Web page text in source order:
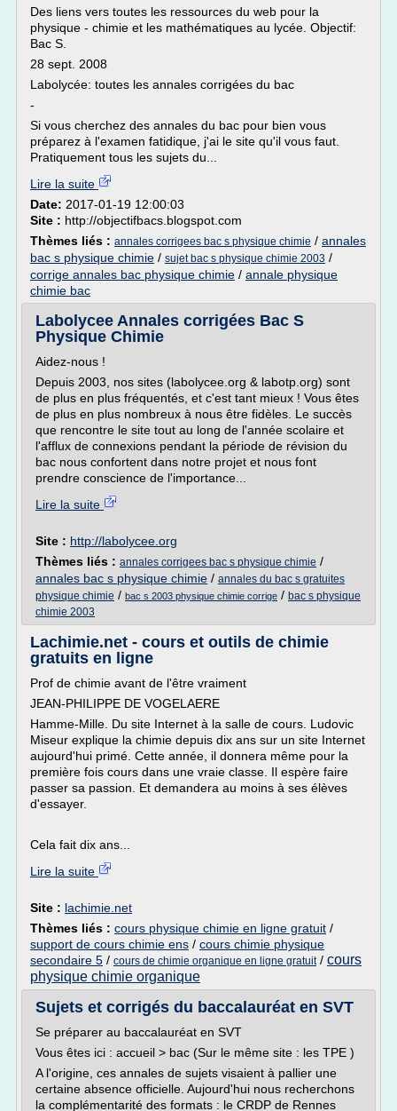
Des liens vers toutes les ressources du web pour la
physique - chimie et les mathématiques au lycée. Objectif:
Bac S.
28 sept. 2008
Labolycée: toutes les annales corrigées du bac
-
Si vous cherchez des annales du bac pour bien vous
préparez à l'examen fatidique, j'ai le site qu'il vous faut.
Pratiquement tous les sujets du...
Lire la suite
Date: 2017-01-19 12:00:03
Site : http://objectifbacs.blogspot.com
Thèmes liés : annales corrigees bac s physique chimie / annales
bac s physique chimie / sujet bac s physique chimie 2003 /
corrige annales bac physique chimie / annale physique
chimie bac
Labolycee Annales corrigées Bac S
Physique Chimie
Aidez-nous !
Depuis 2003, nos sites (labolycee.org & labotp.org) sont
de plus en plus fréquentés, et c'est tant mieux ! Vous êtes
de plus en plus nombreux à nous être fidèles. Le succès
que rencontre le site tout au long de l'année scolaire et
l'afflux de connexions pendant la période de révision du
bac nous confortent dans notre projet et nous font
prendre conscience de l'importance...
Lire la suite
Site : http://labolycee.org
Thèmes liés : annales corrigees bac s physique chimie /
annales bac s physique chimie / annales du bac s gratuites
physique chimie / bac s 2003 physique chimie corrige / bac s physique
chimie 2003
Lachimie.net - cours et outils de chimie
gratuits en ligne
Prof de chimie avant de l'être vraiment
JEAN-PHILIPPE DE VOGELAERE
Hamme-Mille. Du site Internet à la salle de cours. Ludovic
Miseur explique la chimie depuis dix ans sur un site Internet
aujourd'hui primé. Cette année, il donnera même pour la
première fois cours dans une vraie classe. Il espère faire
passer sa passion. Et demandera au moins à ses élèves
d'essayer.
Cela fait dix ans...
Lire la suite
Site : lachimie.net
Thèmes liés : cours physique chimie en ligne gratuit /
support de cours chimie ens / cours chimie physique
secondaire 5 / cours de chimie organique en ligne gratuit/ cours
physique chimie organique
Sujets et corrigés du baccalauréat en SVT
Se préparer au baccalauréat en SVT
Vous êtes ici : accueil > bac (Sur le même site : les TPE )
A l'origine, ces annales de sujets visaient à pallier une
certaine absence officielle. Aujourd'hui nous recherchons
la complémentarité des formats : le CRDP de Rennes